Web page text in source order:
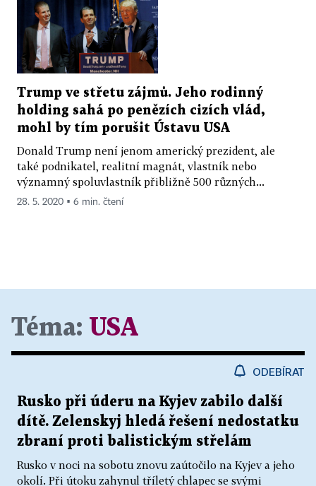
Trump ve střetu zájmů. Jeho rodinný
holding sahá po penězích cizích vlád,
mohl by tím porušit Ústavu USA
Donald Trump není jenom americký prezident, ale
také podnikatel, realitní magnát, vlastník nebo
významný spoluvlastník přibližně 500 různých...
28. 5. 2020 ▪ 6 min. čtení
Téma: USA
ODEBÍRAT
Rusko při úderu na Kyjev zabilo další
dítě. Zelenskyj hledá řešení nedostatku
zbraní proti balistickým střelám
Rusko v noci na sobotu znovu zaútočilo na Kyjev a jeho
okolí. Při útoku zahynul tříletý chlapec se svými